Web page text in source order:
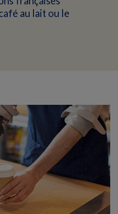
au lait ou le